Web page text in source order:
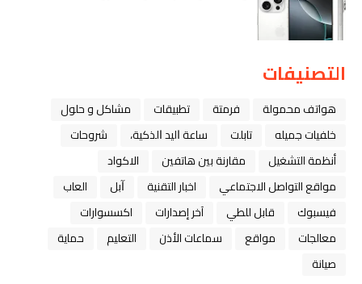
التصنيفات
هواتف محمولة فرمتة تطبيقات
مشاكل و حلول
خلفيات جميله
تابلت ﺳﺎﻋﺔ ﺍﻟﻴﺪ ﺍﻟﺬﻛﻴﺔ،
شروحات
أنظمة التشغيل
مقارنة بين هاتفين
الاكواد
مواقع التواصل الاجتماعي
اخبار التقنية ﺁﺑﻞ
العاب
فيسبوك
قابل للطي آخر إصدارات
اكسسوارات
معالجات
مواقع سماعات الأذن التعليم
حماية
صيانة